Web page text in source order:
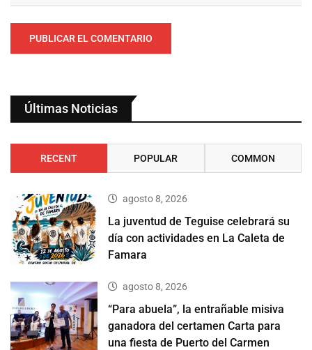
Últimas Noticias
RECENT POPULAR COMMON
agosto 8, 2026
La juventud de Teguise celebrará su
día con actividades en La Caleta de
Famara
agosto 8, 2026
“Para abuela”, la entrañable misiva
ganadora del certamen Carta para
una fiesta de Puerto del Carmen